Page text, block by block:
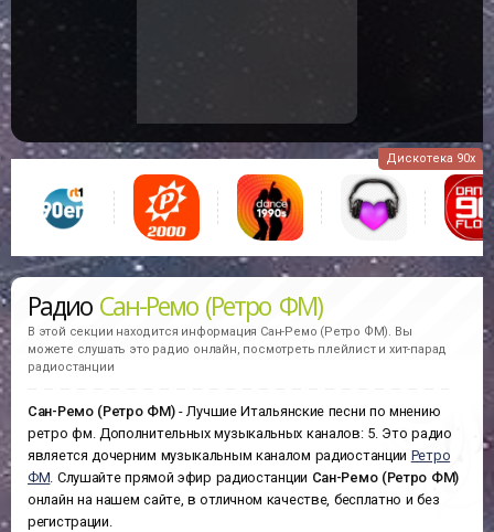
Дискотека 90х
Радио Сан-Ремо (Ретро ФМ)
В этой секции находится информация Сан-Ремо (Ретро ФМ). Вы
можете слушать это радио онлайн, посмотреть плейлист и хит-парад
радиостанции
Сан-Ремо (Ретро ФМ)- Лучшие Итальянские песни по мнению
ретро фм. Дополнительных музыкальных каналов: 5. Это радио
является дочерним музыкальным каналом радиостанции Ретро
ФМ . Слушайте прямой эфир радиостанции Сан-Ремо (Ретро ФМ)
онлайн на нашем сайте, в отличном качестве, бесплатно и без
регистрации.